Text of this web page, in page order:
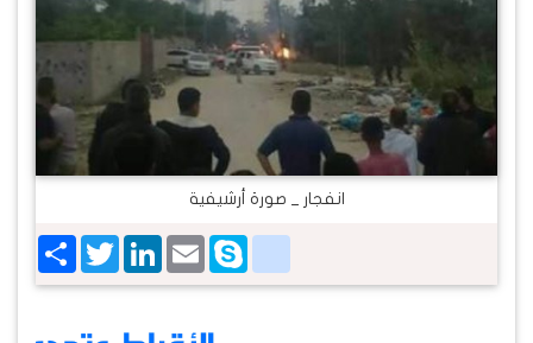
انفجار _ صورة أرشيفية
ShareTwitterLinkedIn EmailSkype
google_bookmarks